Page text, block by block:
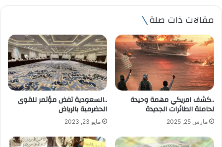
د
ا
ل
إ
ل
ك
ر
و
ن
مقالات ذات صلة
..كشف امريكي مهمة وحيدة
لحاملة الطائرات الجديدة
مارس 25, 2025
..السعودية تفض مؤتمر للقوى
الحضرمية بالرياض
مايو 23, 2023